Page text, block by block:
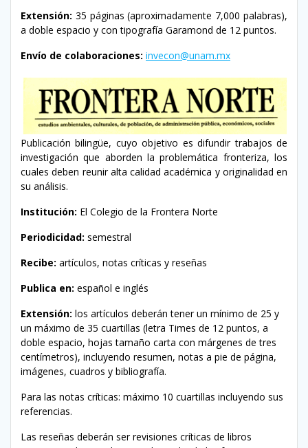
Extensión: 35 páginas (aproximadamente 7,000 palabras),
a doble espacio y con tipografía Garamond de 12 puntos.
Envío de colaboraciones: invecon@unam.mx
Publicación bilingüe, cuyo objetivo es difundir trabajos de
investigación que aborden la problemática fronteriza, los
cuales deben reunir alta calidad académica y originalidad en
su análisis.
Institución: El Colegio de la Frontera Norte
Periodicidad: semestral
Recibe: artículos, notas críticas y reseñas
Publica en: español e inglés
Extensión: los artículos deberán tener un mínimo de 25 y
un máximo de 35 cuartillas (letra Times de 12 puntos, a
doble espacio, hojas tamaño carta con márgenes de tres
centímetros), incluyendo resumen, notas a pie de página,
imágenes, cuadros y bibliografía.
Para las notas críticas: máximo 10 cuartillas incluyendo sus
referencias.
Las reseñas deberán ser revisiones críticas de libros